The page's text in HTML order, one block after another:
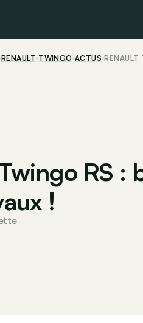
RENAULT TWINGO ACTUS RENAULT
RS :
!